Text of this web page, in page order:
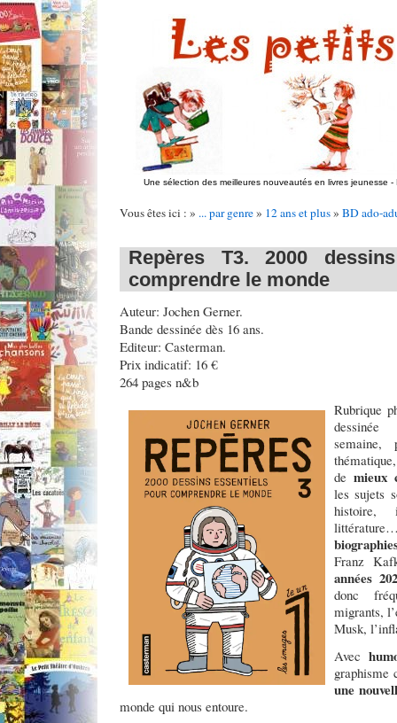
Une sélection des meilleures nouveautés en livres jeunesse -
Vous êtes ici : » ... par genre» 12 ans et plus» BD ado-
Repères T3. 2000
comprendre le monde
Auteur: Jochen Gerner.
Bande dessinée dès 16 ans.
Editeur: Casterman.
Prix indicatif: 16 €
264 pages n&b
Rubrique
dessinée
de mieux
les sujets
histoire,
Franz
années
donc
migrants,
Musk,
Avec
graphisme
une
monde qui nous entoure.